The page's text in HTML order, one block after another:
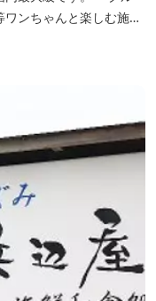
ンちゃんと楽しむ施設